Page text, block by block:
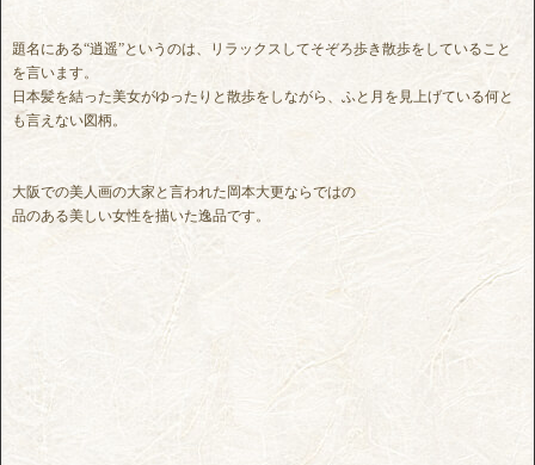
題名にある“逍遥”というのは、リラックスしてそぞろ歩き散歩をしていること
を言います。
日本髪を結った美女がゆったりと散歩をしながら、ふと月を見上げている何と
も言えない図柄。
大阪での美人画の大家と言われた岡本大更ならではの
品のある美しい女性を描いた逸品です。